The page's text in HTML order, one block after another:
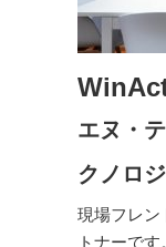
エヌ・
クノロジ
現場フレン
トナーで